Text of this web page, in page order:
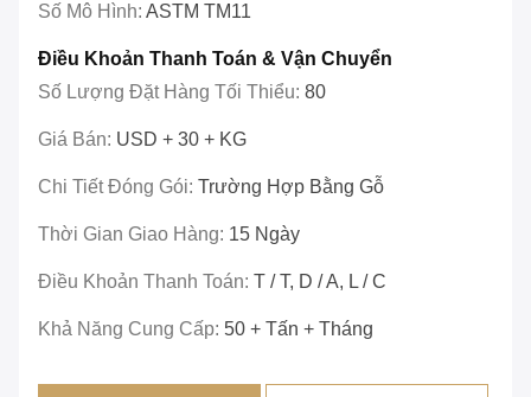
Số Mô Hình: ASTM TM11
Điều Khoản Thanh Toán & Vận Chuyển
Số Lượng Đặt Hàng Tối Thiểu: 80
Giá Bán: USD + 30 + KG
Chi Tiết Đóng Gói: Trường Hợp Bằng Gỗ
Thời Gian Giao Hàng: 15 Ngày
Điều Khoản Thanh Toán: T / T, D / A, L / C
Khả Năng Cung Cấp: 50 + Tấn + Tháng